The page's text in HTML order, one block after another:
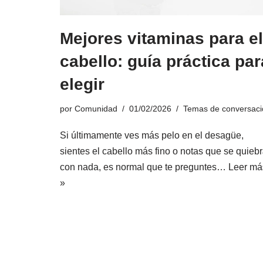
Mejores vitaminas para el
cabello: guía práctica
elegir
por Comunidad 01/02/2026 Temas de
Si últimamente ves más pelo en el desagüe,
sientes el cabello más fino o notas que se
con nada, es normal que te preguntes… Leer
»